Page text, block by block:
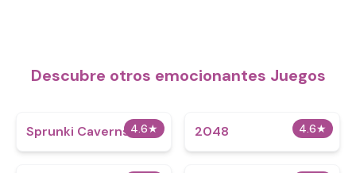
Descubre otros emocionantes Juegos
4.6★
Sprunki Caverns 4.6★
2048